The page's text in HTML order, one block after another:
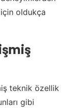
oldukça
teknik özellik
gibi